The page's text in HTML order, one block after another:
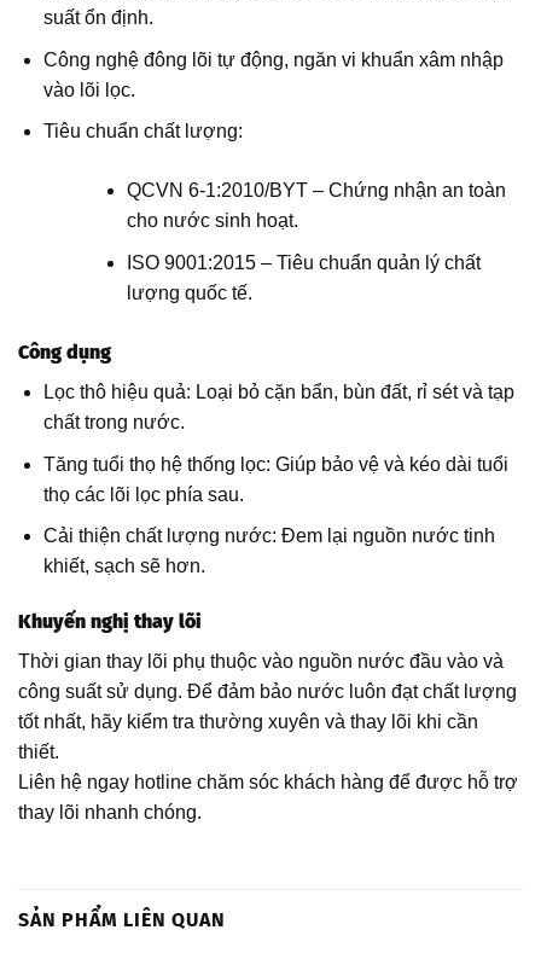
suất ổn định.
Công nghệ đông lõi tự động, ngăn vi khuẩn xâm nhập
vào lõi lọc.
Tiêu chuẩn chất lượng:
QCVN 6-1:2010/BYT – Chứng nhận an toàn
cho nước sinh hoạt.
ISO 9001:2015 – Tiêu chuẩn quản lý chất
lượng quốc tế.
Công dụng
Lọc thô hiệu quả: Loại bỏ cặn bẩn, bùn đất, rỉ sét và tạp
chất trong nước.
Tăng tuổi thọ hệ thống lọc: Giúp bảo vệ và kéo dài tuổi
thọ các lõi lọc phía sau.
Cải thiện chất lượng nước: Đem lại nguồn nước tinh
khiết, sạch sẽ hơn.
Khuyến nghị thay lõi
Thời gian thay lõi phụ thuộc vào nguồn nước đầu vào và
công suất sử dụng. Để đảm bảo nước luôn đạt chất lượng
tốt nhất, hãy kiểm tra thường xuyên và thay lõi khi cần
thiết.
Liên hệ ngay hotline chăm sóc khách hàng để được hỗ trợ
thay lõi nhanh chóng.
SẢN PHẨM LIÊN QUAN